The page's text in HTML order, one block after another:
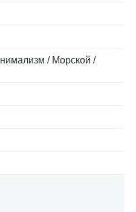
/ Морской /